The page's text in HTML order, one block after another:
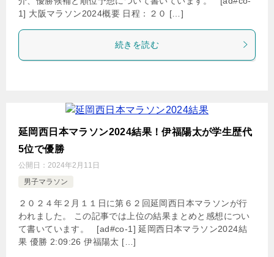
1] 大阪マラソン2024概要 日程：２０ […]
続きを読む
延岡西日本マラソン2024結果！伊福陽太が学生歴代
5位で優勝
公開日： 2024年2月11日
男子マラソン
２０２４年２月１１日に第６２回延岡西日本マラソンが行
われました。 この記事では上位の結果まとめと感想につい
て書いています。 [ad#co-1] 延岡西日本マラソン2024結
果 優勝 2:09:26 伊福陽太 […]